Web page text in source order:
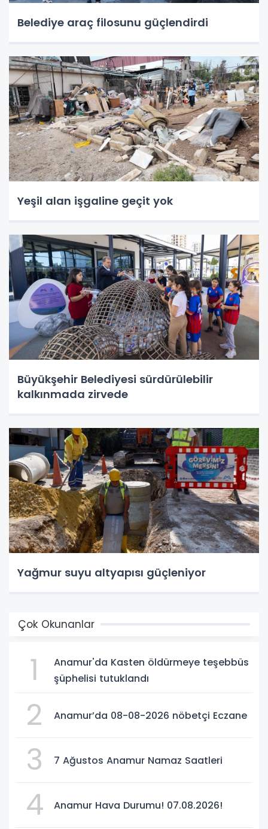
Belediye araç filosunu güçlendirdi
Yeşil alan işgaline geçit yok
Büyükşehir Belediyesi sürdürülebilir
kalkınmada zirvede
Yağmur suyu altyapısı güçleniyor
Çok Okunanlar
1
Anamur'da Kasten öldürmeye teşebbüs
şüphelisi tutuklandı
2 Anamur’da 08-08-2026 nöbetçi Eczane
3 7 Ağustos Anamur Namaz Saatleri
4 Anamur Hava Durumu! 07.08.2026!